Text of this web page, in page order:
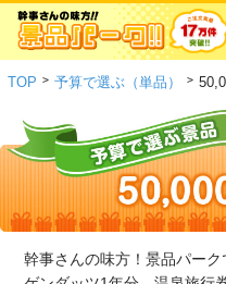
TOP > 予算で選ぶ（単品） >
幹事さんの味方！景品パー